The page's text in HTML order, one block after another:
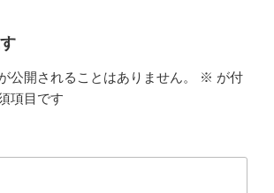
公開されることはありません。 ※ が付
項目です